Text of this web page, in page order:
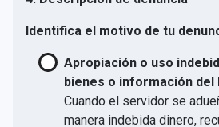
Identifica el motivo de tu
Apropiación o uso
bienes o información del
Cuando el servidor se
manera indebida dinero,